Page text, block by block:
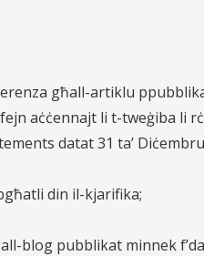
għall-artiklu
aċċennajt li t-tweġiba li
datat 31 ta’
din il-kjarifika;
blog pubblikat minnek